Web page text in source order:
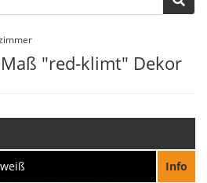
"red-klimt" Dekor
Info